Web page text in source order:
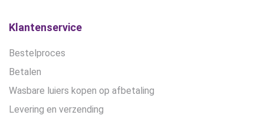
Klantenservice
Bestelproces
Betalen
Wasbare luiers kopen op afbetaling
Levering en verzending